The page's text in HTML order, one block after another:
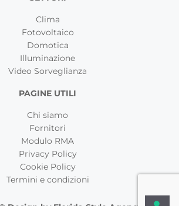
Clima
Fotovoltaico
Domotica
Illuminazione
Video Sorveglianza
PAGINE UTILI
Chi siamo
Fornitori
Modulo RMA
Privacy Policy
Cookie Policy
Termini e condizioni